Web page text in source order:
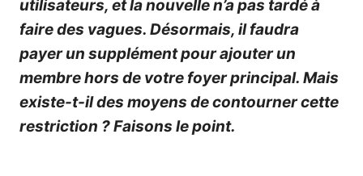
utilisateurs, et la nouvelle n’a pas tardé à
faire des vagues. Désormais, il faudra
payer un supplément pour ajouter un
membre hors de votre foyer principal. Mais
existe-t-il des moyens de contourner cette
restriction ? Faisons le point.